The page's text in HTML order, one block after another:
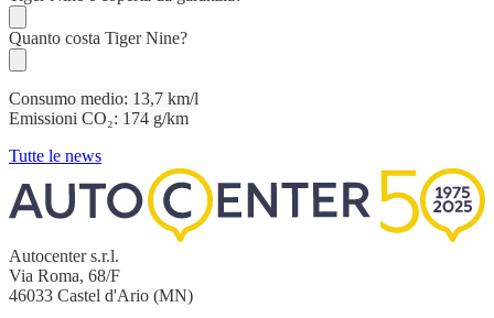
Quanto costa Tiger Nine?
Consumo medio: 13,7 km/l
Emissioni CO₂: 174 g/km
Tutte le news
Autocenter s.r.l.
Via Roma, 68/F
46033 Castel d'Ario (MN)